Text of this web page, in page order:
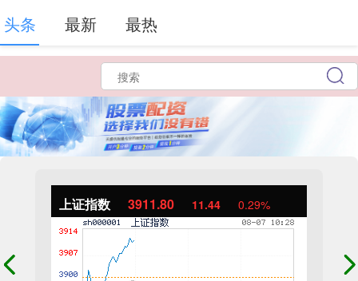
上证指数 3911.80 11.44 0.29%
头条 最新 最热